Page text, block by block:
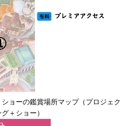
ョーの鑑賞場所マップ（プロジェク
＋ショー）